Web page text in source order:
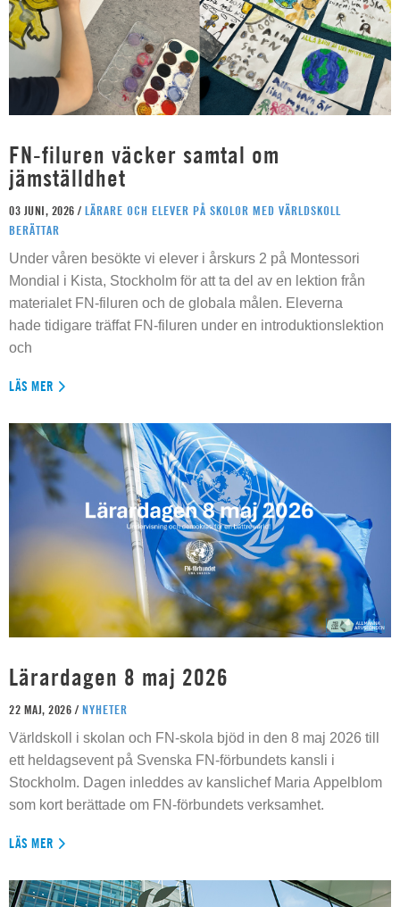
FN-filuren väcker samtal om
jämställdhet
03 JUNI, 2026 / LÄRARE OCH ELEVER PÅ SKOLOR MED VÄRLDSKOLL
BERÄTTAR
Under våren besökte vi elever i årskurs 2 på Montessori
Mondial i Kista, Stockholm för att ta del av en lektion från
materialet FN-filuren och de globala målen. Eleverna
hade tidigare träffat FN-filuren under en introduktionslektion
och
LÄS MER
Lärardagen 8 maj 2026
22 MAJ, 2026 / NYHETER
Världskoll i skolan och FN-skola bjöd in den 8 maj 2026 till
ett heldagsevent på Svenska FN-förbundets kansli i
Stockholm. Dagen inleddes av kanslichef Maria Appelblom
som kort berättade om FN-förbundets verksamhet.
LÄS MER